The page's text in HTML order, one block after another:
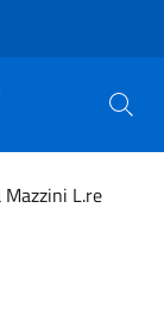
Mazzini L.re